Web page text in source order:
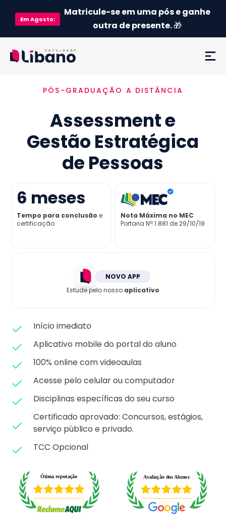
EmAgosto:
Matricule-se em uma pós e ganhe
outra de presente.🎁
Ementa
Como funciona
Credenciamento MEC
Já sou aluno
PÓS-GRADUAÇÃO A DISTÂNCIA
Assessment e
Gestão Estratégica
de Pessoas
6 meses
Tempo para conclusão e
certificação
Nota Máxima no MEC
Portaria Nª 1.881 de 29/10/19
NOVO APP
Estude pelo nosso aplicativo
Início imediato
Aplicativo mobile do portal do aluno
100% online com videoaulas
Acesse pelo celular ou computador
Disciplinas específicas do seu curso
Certificado aprovado: Concursos, estágios,
serviço público e privado.
TCC Opcional